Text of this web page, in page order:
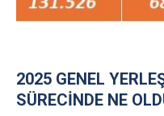
2025 GENEL
SÜRECİNDE NE